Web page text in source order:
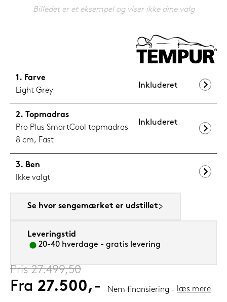
1.199,-
Billedet er et eksempel og viser ikke dine valg
Farve
Light Grey
Inkluderet
Topmadras
Pro Plus SmartCool topmadras
8 cm, Fast
Inkluderet
Ben
Ikke valgt
Se hvor sengemærket er udstillet
Leveringstid
20-40 hverdage - gratis levering
Pris27.499,50
Fra 27.500,- Nem finansiering læs mere